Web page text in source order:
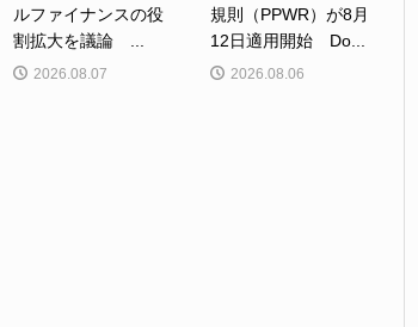
ルファイナンスの役
割拡大を議論 ...
2026.08.07
規則（PPWR）が8月
12日適用開始 Do...
2026.08.06